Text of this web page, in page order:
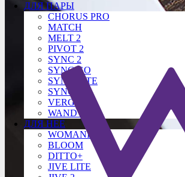
ДЛЯ ПАРЫ
CHORUS PRO
MATCH
MELT 2
PIVOT 2
SYNC 2
SYNC GO
SYNC LITE
SYNC O
VERGE 2
WAND 2
ДЛЯ НЕЕ
WOMANIZER
BLOOM
DITTO+
JIVE LITE